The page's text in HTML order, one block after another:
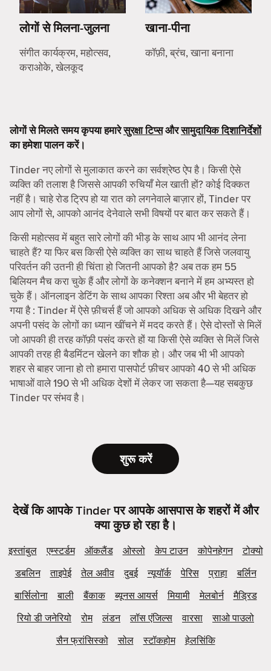
लोगों से मिलना-जुलना
संगीत कार्यक्रम, महोत्सव,
कराओके, खेलकूद
खाना-पीना
कॉफ़ी, ब्रंच, खाना बनाना
लोगों से मिलते समय कृपया हमारेसुरक्षा टिप्सऔरसामुदायिक दिशानिर्देशों
का हमेशा पालन करें।
Tinder नए लोगों से मुलाकात करने का सर्वश्रेष्ठ ऐप है। किसी ऐसे
व्यक्ति की तलाश है जिससे आपकी रुचियाँ मेल खाती हों? कोई दिक्कत
नहीं है। चाहे रोड ट्रिप हो या रात को लगनेवाले बाज़ार हों, Tinder पर
आप लोगों से, आपको आनंद देनेवाले सभी विषयों पर बात कर सकते हैं।
किसी महोत्सव में बहुत सारे लोगों की भीड़ के साथ आप भी आनंद लेना
चाहते हैं? या फिर बस किसी ऐसे व्यक्ति का साथ चाहते हैं जिसे जलवायु
परिवर्तन की उतनी ही चिंता हो जितनी आपको है? अब तक हम 55
बिलियन मैच करा चुके हैं और लोगों के कनेक्शन बनाने में हम अभ्यस्त हो
चुके हैं। ऑनलाइन डेटिंग के साथ आपका रिश्ता अब और भी बेहतर हो
गया है : Tinder में ऐसे फ़ीचर्स हैं जो आपको अधिक से अधिक दिखने और
अपनी पसंद के लोगों का ध्यान खींचने में मदद करते हैं। ऐसे दोस्तों से मिलें
जो आपकी ही तरह कॉफ़ी पसंद करते हों या किसी ऐसे व्यक्ति से मिलें जिसे
आपकी तरह ही बैडमिंटन खेलने का शौक हो। और जब भी भी आपको
शहर से बाहर जाना हो तो हमारा पासपोर्ट फ़ीचर आपको 40 से भी अधिक
भाषाओं वाले 190 से भी अधिक देशों में लेकर जा सकता है—यह सबकुछ
Tinder पर संभव है।
शुरू करें
देखें कि आपके Tinder पर आपके आसपास के शहरों में और
क्या कुछ हो रहा है।
इस्तांबुल एम्स्टर्डम ऑकलैंड ओस्लो केप टाउन कोपेनहेगन
टोक्यो
डबलिन
ताइपेई तेल अवीव दुबई न्यूयॉर्क पेरिस प्राहा
बर्लिन
बार्सिलोना
बाली बैंकाक ब्यूनस आयर्स मियामी मेलबोर्न
मैड्रिड
रियो डी जनेरियो
रोम लंडन लॉस एंजिल्स वारसा
साओ पाउलो
सैन फ्रांसिस्को
सोल स्टॉकहोम हेलसिंकि